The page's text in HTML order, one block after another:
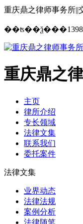
重庆鼎之律师事务所||
重庆鼎之
主页
律所介绍
专长领域
法律文集
联系我们
委托案件
法律文集
业界动态
法律法规
案例分析
法律随笔